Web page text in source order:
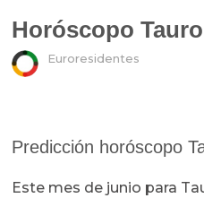
Horóscopo
Euroresidentes
Predicción horóscopo
Este mes de junio para